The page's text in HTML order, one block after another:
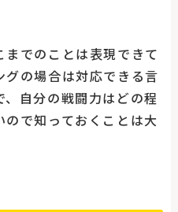
でのことは表現できて
の場合は対応できる言
自分の戦闘力はどの程
で知っておくことは大